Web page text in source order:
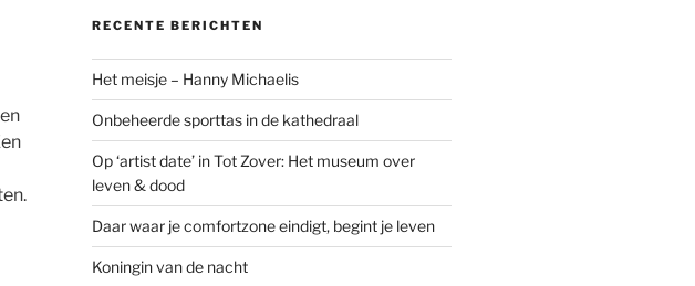
RECENTE BERICHTEN
Het meisje – Hanny Michaelis
Onbeheerde sporttas in de kathedraal
Op ‘artist date’ in Tot Zover: Het museum over
leven & dood
Daar waar je comfortzone eindigt, begint je leven
Koningin van de nacht